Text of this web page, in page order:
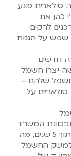
פוגע
כהן את
להקים
שמש על ‏הגגות
חדשים
ייצרו חשמל
שלהם –
סולאריים על
ובכוונת המשרד
להגיע ל-100 אלף גגות סולאריים נוספים תוך 5 ‏שנים, מה
1.6 גיגה-ואט למשק החשמל